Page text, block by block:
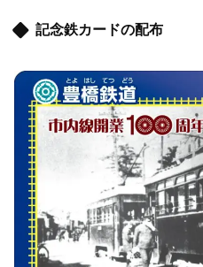
記念鉄カードの配布